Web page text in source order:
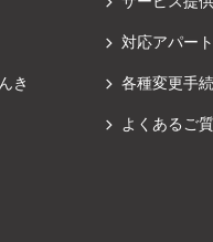
き
対応アパー
各種変更手
よくあるご